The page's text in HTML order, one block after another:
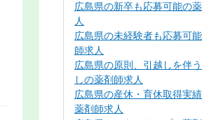
広島県の新卒も応募可能の
人
広島県の未経験者も応募可
師求人
広島県の原則、引越しを伴
しの薬剤師求人
広島県の産休・育休取得実
薬剤師求人